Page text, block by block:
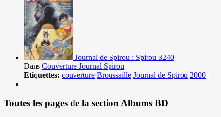
Journal de Spirou : Spirou 3240
Dans Couverture Journal Spirou
Etiquettes: couverture Broussaille Journal de Spirou 2000
Toutes les pages de la section Albums BD